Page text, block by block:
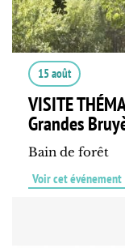
15 août
VISITE
Grandes
Bain de forêt
Voir cet événement